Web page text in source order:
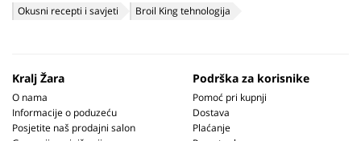
Okusni recepti i savjeti Broil King tehnologija
Kralj Žara
O nama
Informacije o poduzeću
Posjetite naš prodajni salon
Podrška za korisnike
Pomoć pri kupnji
Dostava
Plaćanje